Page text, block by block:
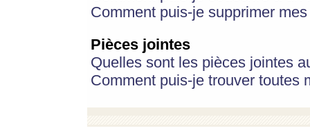
Comment puis-je supprimer
Pièces jointes
Quelles sont les pièces jointes
Comment puis-je trouver toutes